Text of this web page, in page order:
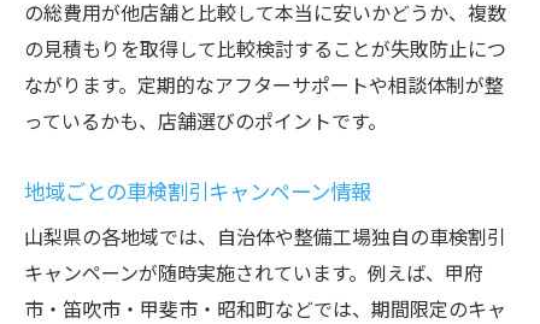
の総費用が他店舗と比較して本当に安いかどうか、複数
の見積もりを取得して比較検討することが失敗防止につ
ながります。定期的なアフターサポートや相談体制が整
っているかも、店舗選びのポイントです。
地域ごとの車検割引キャンペーン情報
山梨県の各地域では、自治体や整備工場独自の車検割引
キャンペーンが随時実施されています。例えば、甲府
市・笛吹市・甲斐市・昭和町などでは、期間限定のキャ